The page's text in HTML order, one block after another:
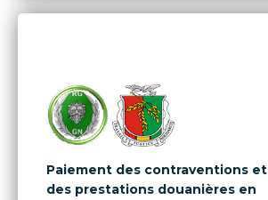
Paiement des contraventions et
des prestations douanières en